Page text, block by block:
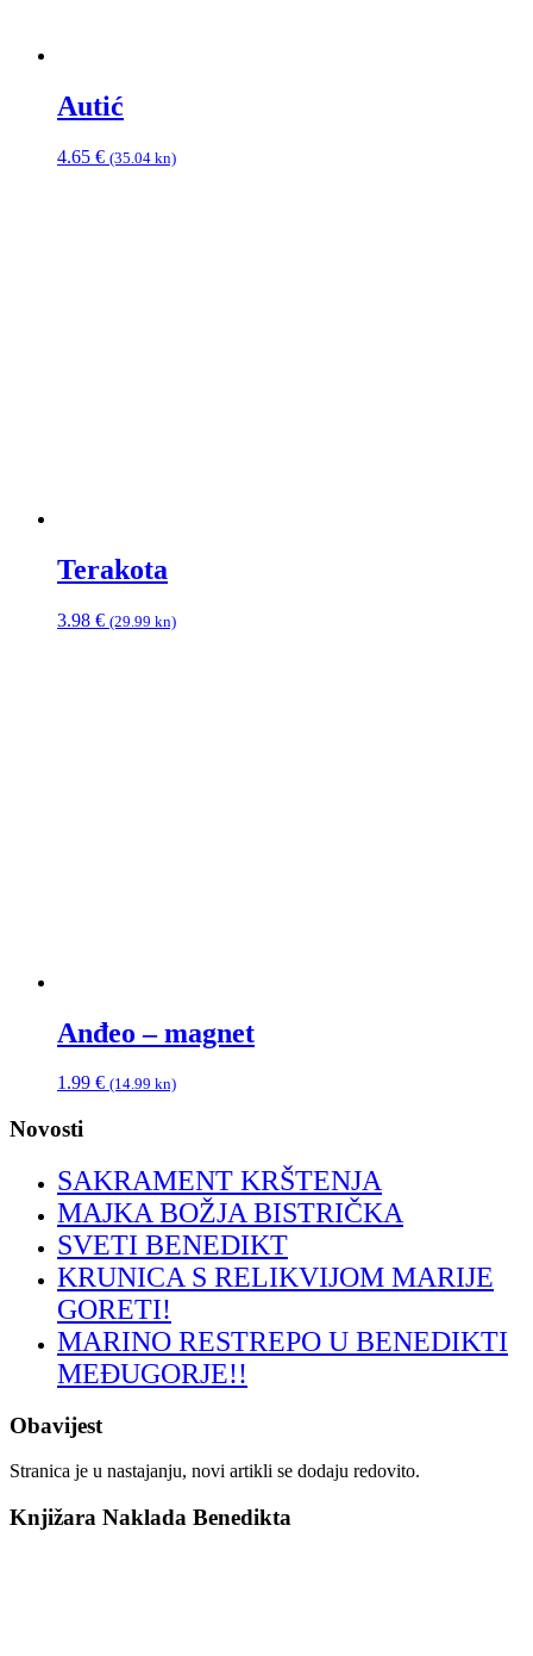
Autić
4.65 € (35.04 kn)
Terakota
3.98 € (29.99 kn)
Anđeo – magnet
1.99 € (14.99 kn)
Novosti
SAKRAMENT KRŠTENJA
MAJKA BOŽJA BISTRIČKA
SVETI BENEDIKT
KRUNICA S RELIKVIJOM MARIJE
GORETI!
MARINO RESTREPO U BENEDIKTI
MEĐUGORJE!!
Obavijest
Stranica je u nastajanju, novi artikli se dodaju redovito.
Knjižara Naklada Benedikta